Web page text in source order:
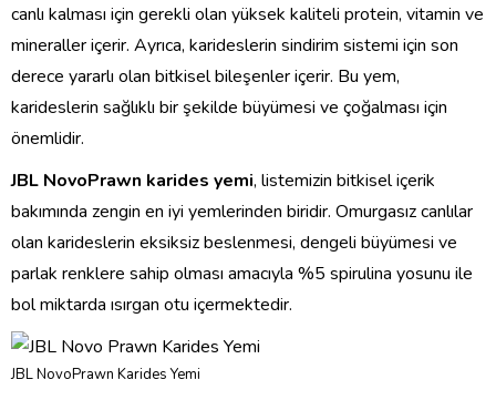
canlı kalması için gerekli olan yüksek kaliteli protein, vitamin ve
mineraller içerir. Ayrıca, karideslerin sindirim sistemi için son
derece yararlı olan bitkisel bileşenler içerir. Bu yem,
karideslerin sağlıklı bir şekilde büyümesi ve çoğalması için
önemlidir.
JBL NovoPrawn karides yemi, listemizin bitkisel içerik
bakımında zengin en iyi yemlerinden biridir. Omurgasız canlılar
olan karideslerin eksiksiz beslenmesi, dengeli büyümesi ve
parlak renklere sahip olması amacıyla %5 spirulina yosunu ile
bol miktarda ısırgan otu içermektedir.
JBL NovoPrawn Karides Yemi